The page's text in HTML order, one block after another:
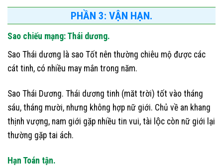
PHẦN 3: VẬN HẠN.
Sao chiếu mạng: Thái dương.
Sao Thái dương là sao Tốt nên thường chiêu mộ được các
cát tinh, có nhiều may mắn trong năm.
Sao Thái Dương. Thái dương tinh (măt trời) tốt vào tháng
sáu, tháng mười, nhưng không hợp nữ giới. Chủ về an khang
thịnh vượng, nam giới gặp nhiều tin vui, tài lộc còn nữ giới lại
thường gặp tai ách.
Hạn Toán tận.